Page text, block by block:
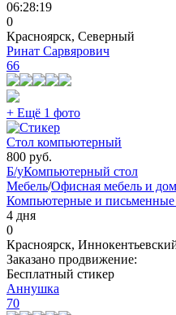
06:28:19
0
Красноярск, Северный
Ринат Сарвярович
66
+ Ещё 1 фото
Стол компьютерный
800 руб.
Б/уКомпьютерный стол
Мебель/Офисная мебель и
Компьютерные и письменные
4 дня
0
Красноярск,
Заказано продвижение:
Бесплатный стикер
Аннушка
70